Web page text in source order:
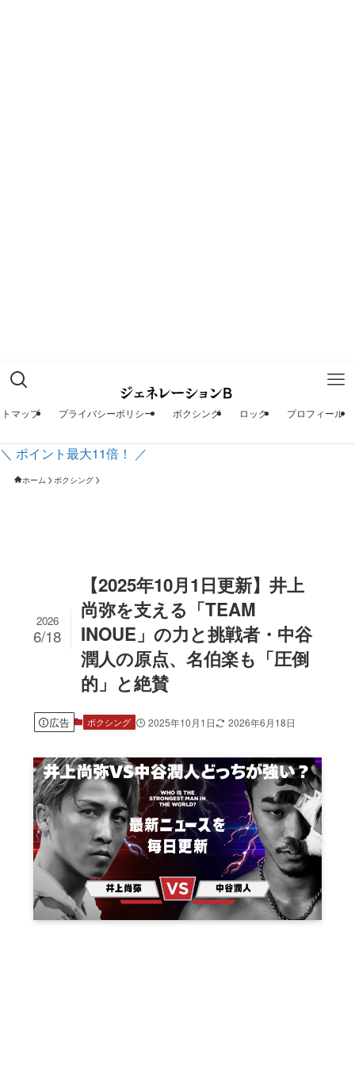
マップ プライバシーポリシー ボクシング ロック プロフィール
＼ ポイント最大11倍！ ／
ホーム ボクシング
【2025年10月1日更新】井上
尚弥を支える「TEAM
INOUE」の力と挑戦者・中谷
潤人の原点、名伯楽も「圧倒
的」と絶賛
2026
6/18
広告 ボクシング 2025年10月1日 2026年6月18日